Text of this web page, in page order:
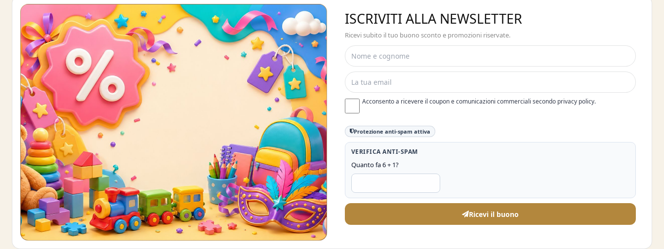
ISCRIVITI ALLA NEWSLETTER
Ricevi subito il tuo buono sconto e promozioni riservate.
Acconsento a ricevere il coupon e comunicazioni commerciali secondo privacy policy.
Protezione anti-spam attiva
VERIFICA ANTI-SPAM
Quanto fa 6 + 1?
Ricevi il buono